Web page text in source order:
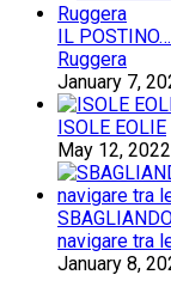
IL
Ruggera
January 7,
ISOLE EOLIE
May 12, 2022
navigare tra
January 8,